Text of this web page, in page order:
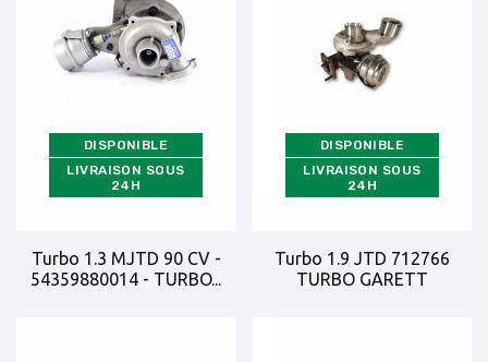
DISPONIBLE
LIVRAISON SOUS
24H
Turbo 1.3 MJTD 90 CV -
54359880014 - TURBO...
DISPONIBLE
LIVRAISON SOUS
24H
Turbo 1.9 JTD 712766
TURBO GARETT